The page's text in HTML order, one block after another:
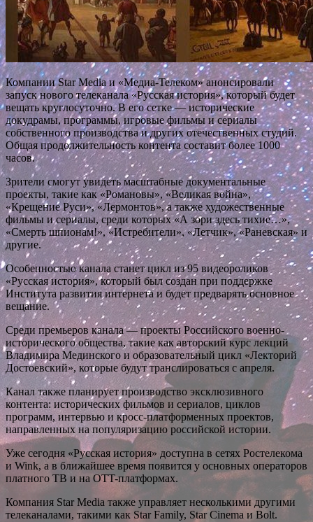
Компании Star Media и «Медиа-Телеком» анонсировали
запуск нового телеканала «Русская история», который будет
вещать круглосуточно. В его сетке — исторические
докудрамы, программы, игровые фильмы и сериалы
собственного производства и других отечественных студий.
Общая продолжительность контента составит более 1000
часов.
Зрители смогут увидеть масштабные документальные
проекты, такие как «Романовы», «Великая война»,
«Крещение Руси», «Лермонтов», а также художественные
фильмы и сериалы, среди которых «А зори здесь тихие…»,
«Смерть шпионам!», «Истребители», «Летчик», «Раневская» и
другие.
Особенностью канала станет цикл из 95 видеороликов
«Русская история», который был создан при поддержке
Института развития интернета и будет предварять основное
вещание.
Среди премьеров канала — проекты Российского военно-
исторического общества, такие как авторский курс лекций
Владимира Мединского и образовательный цикл «Лекторий
Достоевский», которые будут транслироваться с апреля.
Канал также планирует производство эксклюзивного
контента: исторических фильмов и сериалов, циклов
программ, интервью и кросс-платформенных проектов,
направленных на популяризацию российской истории.
Уже сегодня «Русская история» доступна в сетях Ростелекома
и Wink, а в ближайшее время появится у основных операторов
платного ТВ и на OTT-платформах.
Компания Star Media также управляет несколькими другими
телеканалами, такими как Star Family, Star Cinema и Bolt.